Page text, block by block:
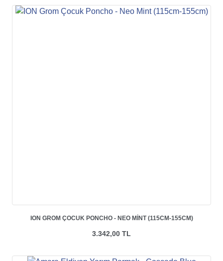
ION GROM ÇOCUK PONCHO - NEO MINT (115CM-155CM)
3.342,00 TL